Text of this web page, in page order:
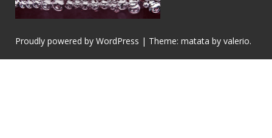
Proudly powered by WordPress | Theme: matata by valerio.